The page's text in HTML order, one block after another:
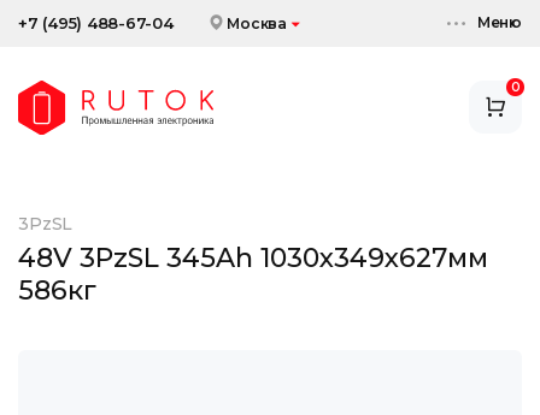
+7 (495) 488-67-04 Москва Меню
0
АККУМУЛЯТОРЫ
СКИДКИ И АКЦИИ
3PzSL
48V 3PzSL 345Ah 1030x349x627мм
586кг